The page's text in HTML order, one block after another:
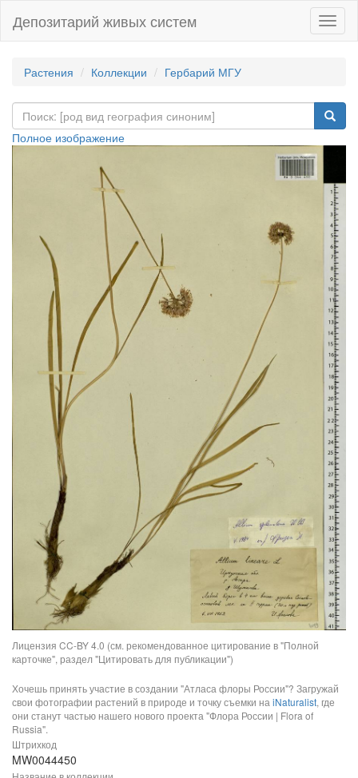
Депозитарий живых систем
Растения Коллекции Гербарий МГУ
Полное изображение
Лицензия CC-BY 4.0 (см. рекомендованное цитирование в "Полной
карточке", раздел "Цитировать для публикации")
Хочешь принять участие в создании "Атласа флоры России"? Загружай
свои фотографии растений в природе и точку съемки на iNaturalist, где
они станут частью нашего нового проекта "Флора России | Flora of
Russia".
Штрихкод
MW0044450